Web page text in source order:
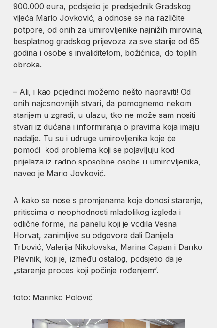
900.000 eura, podsjetio je predsjednik Gradskog
vijeća Mario Jovković, a odnose se na različite
potpore, od onih za umirovljenike najnižih mirovina,
besplatnog gradskog prijevoza za sve starije od 65
godina i osobe s invaliditetom, božićnica, do toplih
obroka.
– Ali, i kao pojedinci možemo nešto napraviti! Od
onih najosnovnijih stvari, da pomognemo nekom
starijem u zgradi, u ulazu, tko ne može sam nositi
stvari iz dućana i informiranja o pravima koja imaju
nadalje. Tu su i udruge umirovljenika koje će
pomoći kod problema koji se pojavljuju kod
prijelaza iz radno sposobne osobe u umirovljenika,
naveo je Mario Jovković.
A kako se nose s promjenama koje donosi starenje,
pritiscima o neophodnosti mladolikog izgleda i
odlične forme, na panelu koji je vodila Vesna
Horvat, zanimljive su odgovore dali Danijela
Trbović, Valerija Nikolovska, Marina Capan i Danko
Plevnik, koji je, između ostalog, podsjetio da je
„starenje proces koji počinje rođenjem“.
foto: Marinko Polović